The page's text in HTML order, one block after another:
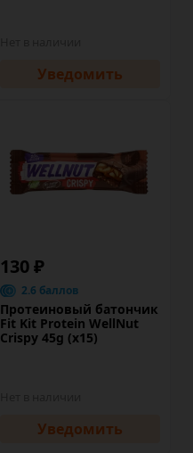
Уведомить
130 ₽
2.6 баллов
Протеиновый батончик
Fit Kit Protein WellNut
Crispy 45g (х15)
Уведомить